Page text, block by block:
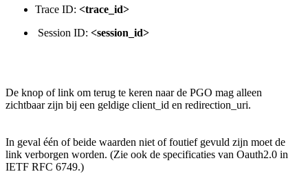
Trace ID: <trace_id>
Session ID: <session_id>
De knop of link om terug te keren naar de PGO mag alleen
zichtbaar zijn bij een geldige client_id en redirection_uri.
In geval één of beide waarden niet of foutief gevuld zijn moet de
link verborgen worden. (Zie ook de specificaties van Oauth2.0 in
IETF RFC 6749.)